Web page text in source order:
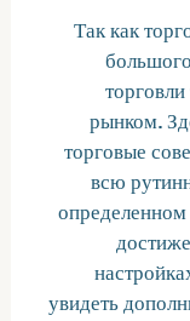
Так как
рынком.
торговые
всю
увидеть